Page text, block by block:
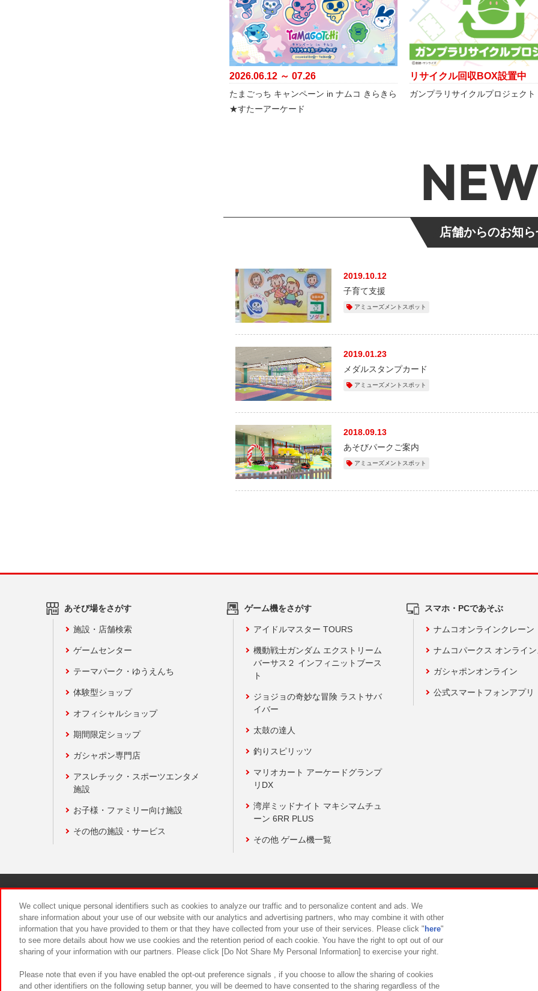
2026.06.12 ～ 07.26
たまごっち キャンペーン in ナムコ きらきら
★すたーアーケード
リサイクル回収BOX設置中
ガンプラリサイクルプロジェクト
店舗からのお知
2019.10.12
子育て支援
アミューズメントスポット
2019.01.23
メダルスタンプカード
アミューズメントスポット
2018.09.13
あそびパークご案内
アミューズメントスポット
あそび場をさがす
施設・店舗検索
ゲームセンター
テーマパーク・ゆうえんち
体験型ショップ
オフィシャルショップ
期間限定ショップ
ガシャポン専門店
アスレチック・スポーツエンタメ
施設
お子様・ファミリー向け施設
その他の施設・サービス
ゲーム機をさがす
アイドルマスター TOURS
機動戦士ガンダム エクストリーム
バーサス２ インフィニットブース
ト
ジョジョの奇妙な冒険 ラストサバ
イバー
太鼓の達人
釣りスピリッツ
マリオカート アーケードグランプ
リDX
湾岸ミッドナイト マキシマムチュ
ーン 6RR PLUS
その他 ゲーム機一覧
スマホ・PCであそぶ
ナムコオンラインクレーン
ナムコパークス オンライ
ガシャポンオンライン
公式スマートフォンアプリ
食品のご提供について カスタマーハラスメント対応方針
We collect unique personal identifiers such as cookies to analyze our traffic and to personalize content and ads. We
share information about your use of our website with our analytics and advertising partners, who may combine it with other
information that you have provided to them or that they have collected from your use of their services. Please click " here"
to see more details about how we use cookies and the retention period of each cookie. You have the right to opt out of our
sharing of your information with our partners. Please click [Do Not Share My Personal Information] to exercise your right.
Please note that even if you have enabled the opt-out preference signals , if you choose to allow the sharing of cookies
and other identifiers on the following setup banner, you will be deemed to have consented to the sharing regardless of the